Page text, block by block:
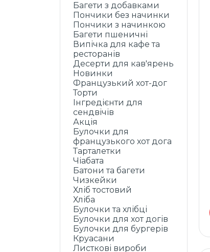
Багети з добавками
Пончики без начинки
Пончики з начинкою
Багети пшеничні
Випічка для кафе та
ресторанів
Десерти для кав'ярень
Новинки
Французький хот-дог
Торти
Інгредієнти для
сендвічів
Акція
Булочки для
французького хот дога
Тарталетки
Чіабата
Батони та багети
Чизкейки
Хліб тостовий
Хліба
Булочки та хлібці
Булочки для хот догів
Булочки для бургерів
Круасани
Листкові вироби